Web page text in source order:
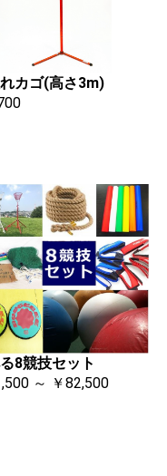
カゴ(高さ3m)
8競技セット
～ ￥82,500